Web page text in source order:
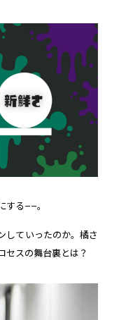
する——。
していったのか。橘さ
セスの舞台裏とは？